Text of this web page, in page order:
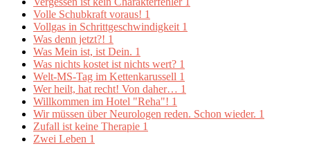
Volle Schubkraft voraus! 1
Vollgas in Schrittgeschwindigkeit 1
Was denn jetzt?! 1
Was Mein ist, ist Dein. 1
Was nichts kostet ist nichts wert? 1
Welt-MS-Tag im Kettenkarussell 1
Wer heilt, hat recht! Von daher… 1
Willkommen im Hotel "Reha"! 1
Wir müssen über Neurologen reden. Schon wieder. 1
Zufall ist keine Therapie 1
Zwei Leben 1